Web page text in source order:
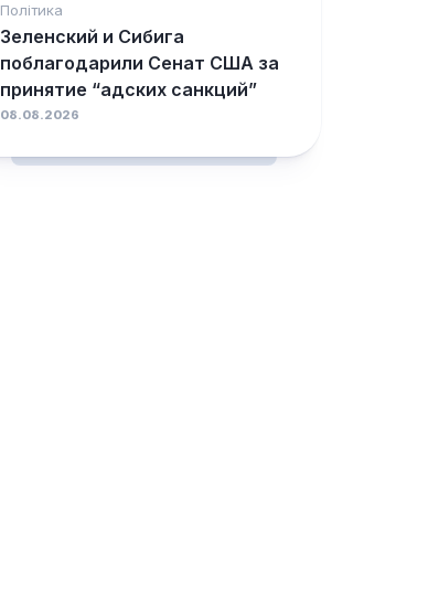
Політика
Зеленский и Сибига
поблагодарили Сенат США за
принятие “адских санкций”
08.08.2026